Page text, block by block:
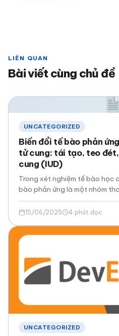
LIÊN QUAN
Bài viết cùng chủ đề
UNCATEGORIZED
Biến đổi tế bào phản
tử cung: tái tạo, teo
cung (IUD)
Trong xét nghiệm tế bào học
bào phản ứng là một nhóm
15/06/2025 4 phút đọc
UNCATEGORIZED